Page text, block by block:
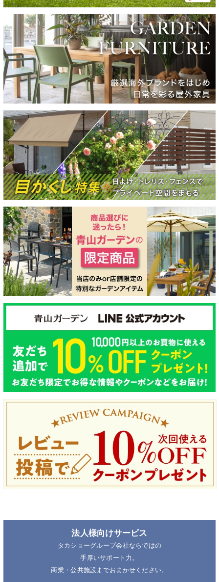
法人様向けサービス
タカショーグループ会社ならではの
手厚いサポート力。
商業・公共施設までおまかせください。